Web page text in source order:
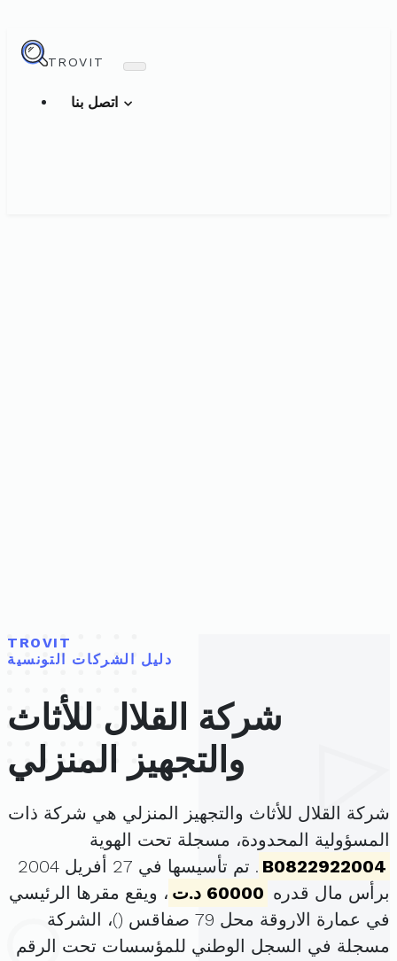
TROVIT
TROVIT
دليل الشركات التونسية
شركة القلال للأثاث
والتجهيز المنزلي
شركة القلال للأثاث والتجهيز المنزلي هي شركة ذات
المسؤولية المحدودة، مسجلة تحت الهوية
B0822922004
. تم تأسيسها في 27 أفريل 2004
برأس مال قدره 60000 د.ت
، ويقع مقرها الرئيسي
في عمارة الاروقة محل 79 صفاقس (
)، الشركة
مسجلة في السجل الوطني للمؤسسات تحت الرقم